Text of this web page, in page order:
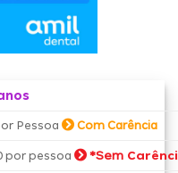
Pessoa Com Carência
por pessoa *Sem